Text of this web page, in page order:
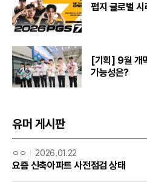
펍지 글로벌
[기획] 9월 개
가능성은?
유머 게시판
ㅇㅇ 2026.01.22
요즘 신축아파트 사전점검 상태